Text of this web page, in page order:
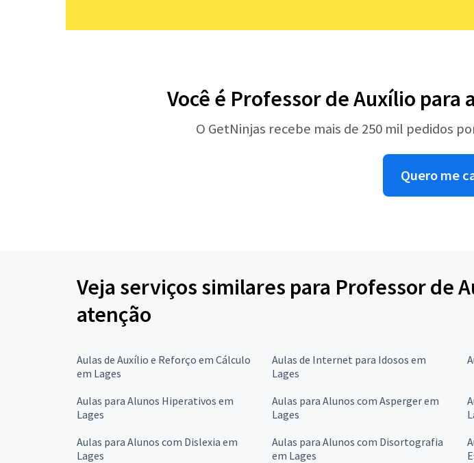
Você é Professor de Auxílio
O GetNinjas recebe mais de 250 mil pedidos
Quero me
Veja serviços similares para Professor de
atenção
Aulas de Auxílio e Reforço em Cálculo
em Lages
Aulas de Internet para Idosos em
Lages
Aulas para Alunos Hiperativos em
Lages
Aulas para Alunos com Asperger em
Lages
Aulas para Alunos com Dislexia em
Lages
Aulas para Alunos com Disortografia
em Lages